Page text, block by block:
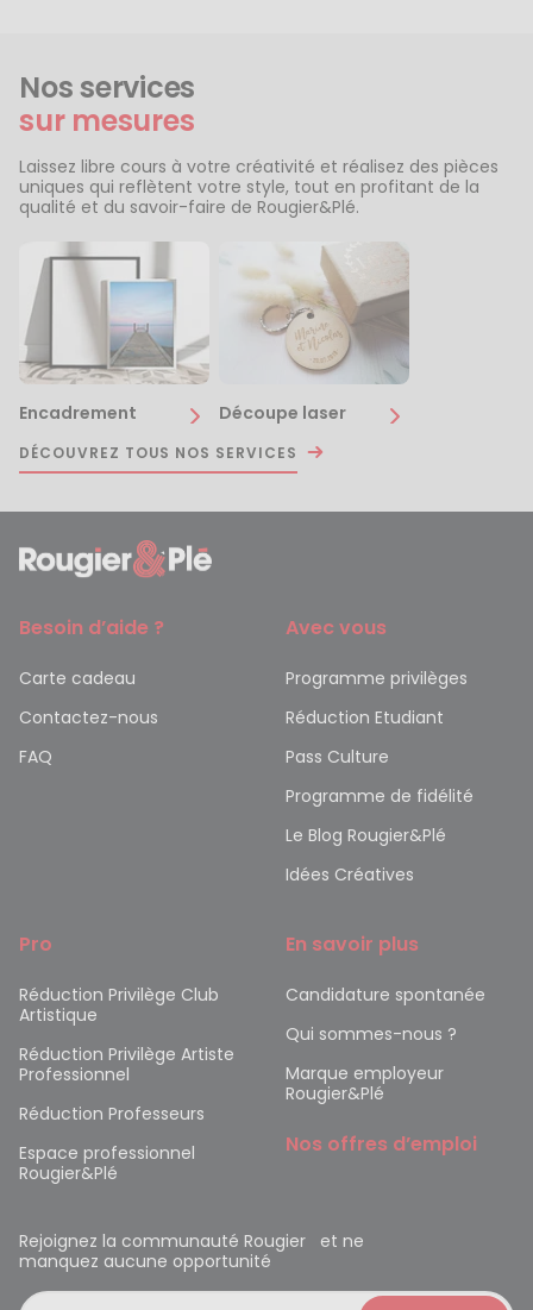
Nos services
sur mesures
Laissez libre cours à votre créativité et réalisez des pièces
uniques qui reflètent votre style, tout en profitant de la
qualité et du savoir-faire de Rougier&Plé.
Encadrement Découpe laser
DÉCOUVREZ TOUS NOS SERVICES
Besoin d’aide ?
Carte cadeau
Contactez-nous
FAQ
Avec vous
Programme privilèges
Réduction Etudiant
Pass Culture
Programme de fidélité
Le Blog Rougier&Plé
Idées Créatives
Pro
Réduction Privilège Club
Artistique
Réduction Privilège Artiste
Professionnel
Réduction Professeurs
Espace professionnel
Rougier&Plé
En savoir plus
Candidature spontanée
Qui sommes-nous ?
Marque employeur
Rougier&Plé
Nos offres d’emploi
Rejoignez la communauté Rougier et ne
manquez aucune opportunité